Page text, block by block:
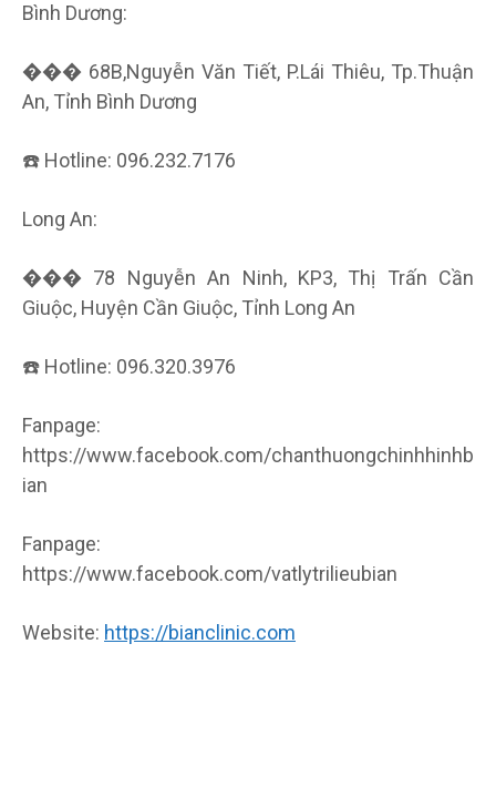
Bình Dương:
��� 68B,Nguyễn Văn Tiết, P.Lái Thiêu, Tp.Thuận
An, Tỉnh Bình Dương
☎️ Hotline: 096.232.7176
Long An:
��� 78 Nguyễn An Ninh, KP3, Thị Trấn Cần
Giuộc, Huyện Cần Giuộc, Tỉnh Long An
☎️ Hotline: 096.320.3976
Fanpage:
https://www.facebook.com/chanthuongchinhhinhb
ian
Fanpage:
https://www.facebook.com/vatlytrilieubian
Website: https://bianclinic.com